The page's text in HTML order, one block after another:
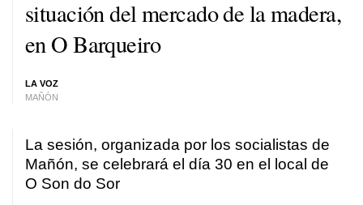
situación del mercado de la madera,
en O Barqueiro
LA VOZ
MAÑÓN
La sesión, organizada por los socialistas de
Mañón, se celebrará el día 30 en el local de
O Son do Sor